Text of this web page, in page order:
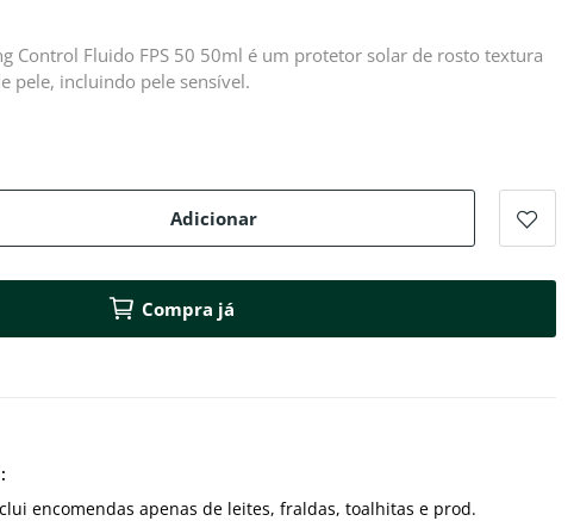
Control Fluido FPS 50 50ml é um protetor solar de rosto textura
pele, incluindo pele sensível.
Adicionar
Compra já
encomendas apenas de leites, fraldas, toalhitas e prod.